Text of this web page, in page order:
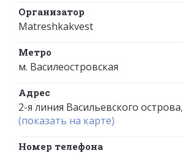
Организатор
Matreshkakvest
Метро
м. Василеостровская
Адрес
2-я линия Васильевского
(показать на карте)
Номер телефона